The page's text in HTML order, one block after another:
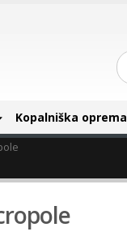
Kopalniška oprema